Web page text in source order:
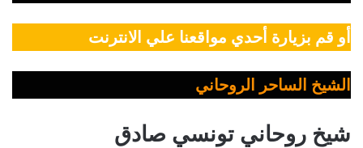
أو قم بزيارة أحدي مواقعنا علي الانترنت
الشيخ الساحر الروحاني
شيخ روحاني تونسي صادق